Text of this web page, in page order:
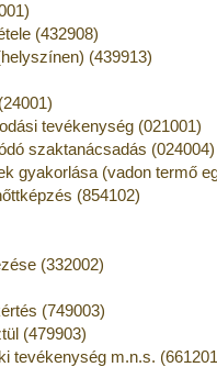
(432908)
(439913)
tevékenység (021001)
szaktanácsadás (024004)
gyakorlása (vadon termő
(854102)
(332002)
(749003)
(479903)
tevékenység m.n.s.